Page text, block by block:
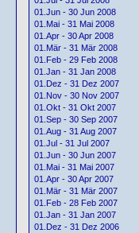
01.Jun - 30 Jun 2008
01.Mai - 31 Mai 2008
01.Apr - 30 Apr 2008
01.Mär - 31 Mär 2008
01.Feb - 29 Feb 2008
01.Jan - 31 Jan 2008
01.Dez - 31 Dez 2007
01.Nov - 30 Nov 2007
01.Okt - 31 Okt 2007
01.Sep - 30 Sep 2007
01.Aug - 31 Aug 2007
01.Jul - 31 Jul 2007
01.Jun - 30 Jun 2007
01.Mai - 31 Mai 2007
01.Apr - 30 Apr 2007
01.Mär - 31 Mär 2007
01.Feb - 28 Feb 2007
01.Jan - 31 Jan 2007
01.Dez - 31 Dez 2006